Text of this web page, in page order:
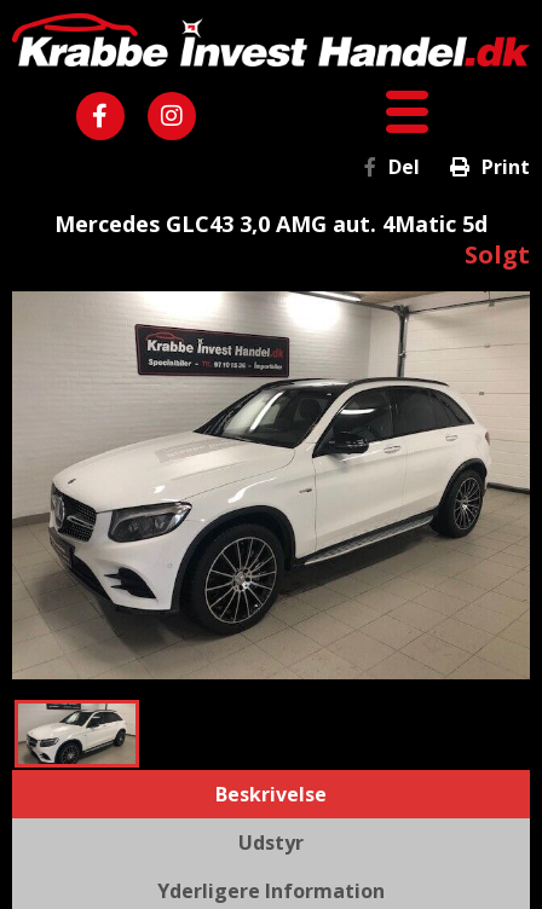
Del Print
Mercedes GLC43 3,0 AMG aut. 4Matic 5d
Solgt
Beskrivelse
Udstyr
Yderligere Information